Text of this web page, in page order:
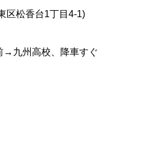
区松香台1丁目4-1)
→九州高校、降車すぐ